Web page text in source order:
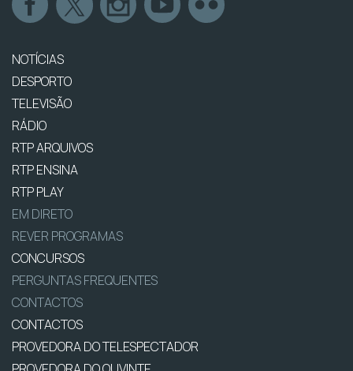
NOTÍCIAS
DESPORTO
TELEVISÃO
RÁDIO
RTP ARQUIVOS
RTP ENSINA
RTP PLAY
EM DIRETO
REVER PROGRAMAS
CONCURSOS
PERGUNTAS FREQUENTES
CONTACTOS
CONTACTOS
PROVEDORA DO TELESPECTADOR